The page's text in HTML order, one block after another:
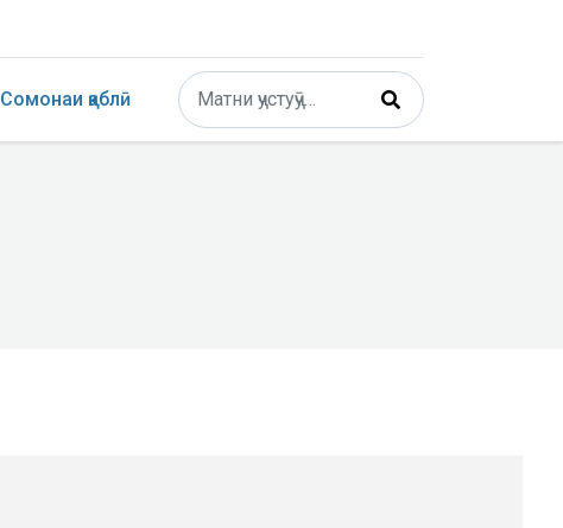
Сомонаи қаблӣ
Поиск
Type 2 or more characters for results.